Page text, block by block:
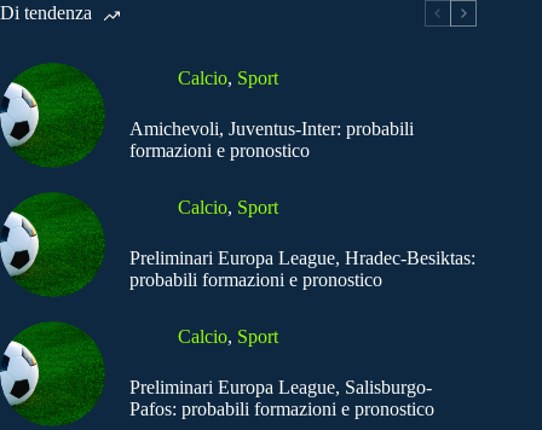
Di tendenza
Calcio, Sport
Amichevoli, Juventus-Inter: probabili
formazioni e pronostico
Calcio, Sport
Preliminari Europa League, Hradec-Besiktas:
probabili formazioni e pronostico
Calcio, Sport
Preliminari Europa League, Salisburgo-
Pafos: probabili formazioni e pronostico